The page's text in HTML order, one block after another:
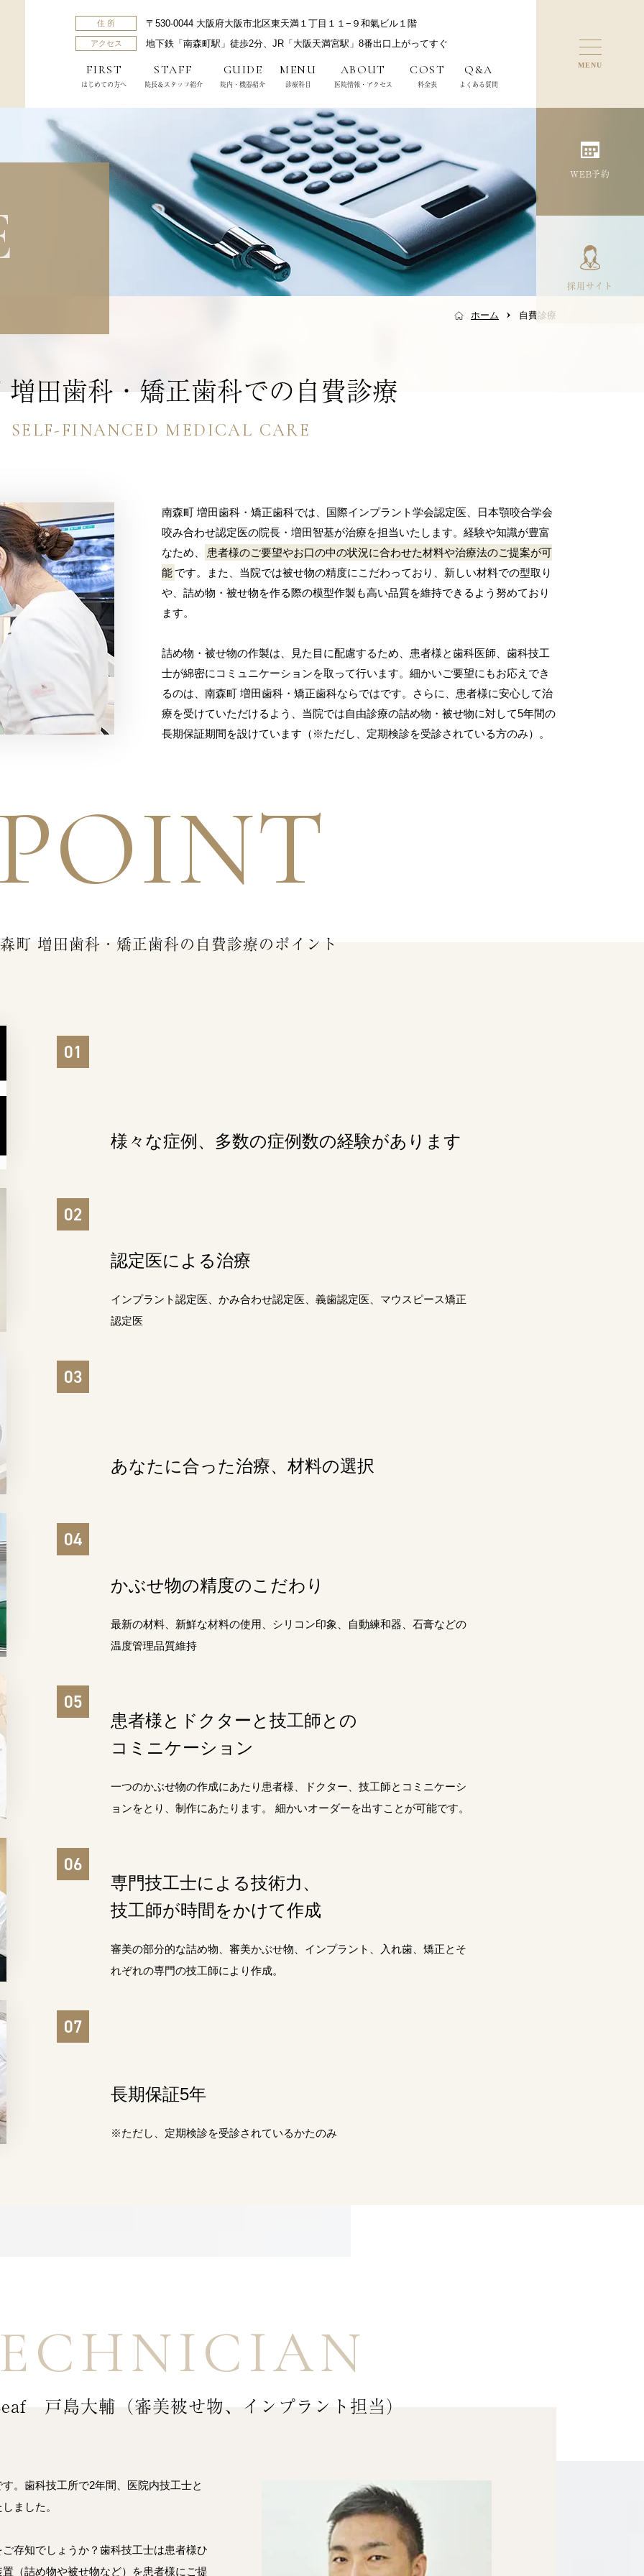
住 所 〒530-0044 大阪府大阪市北区東天満１丁目１１−９和氣ビル１階
アクセス 地下鉄「南森町駅」徒歩2分、JR「大阪天満宮駅」8番出口上がってすぐ
FIRST
はじめての方へ
STAFF
院長＆スタッフ紹介
GUIDE
院内・機器紹介
MENU
診療科目
歯周病 予防歯科・定期検診 審美歯科 成人矯正
企業健診
親知らず
ABOUT
医院情報・アクセス
COST
料金表
Q&A
よくある質問
MENU
WEB予約
採用サイト
むし歯治療 歯周病
企業健診 ・ 健康指導
ホーム 自費診療
田歯科・矯正歯科での自費診療
SELF-FINANCED MEDICAL CARE
南森町 増田歯科・矯正歯科では、国際インプラント学会認定医、日本顎咬合学会
咬み合わせ認定医の院長・増田智基が治療を担当いたします。経験や知識が豊富
なため、
患者様のご要望やお口の中の状況に合わせた材料や治療法のご提案が可
能 です。また、当院では被せ物の精度にこだわっており、新しい材料での型取り
や、詰め物・被せ物を作る際の模型作製も高い品質を維持できるよう努めており
ます。
詰め物・被せ物の作製は、見た目に配慮するため、患者様と歯科医師、歯科技工
士が綿密にコミュニケーションを取って行います。細かいご要望にもお応えでき
るのは、南森町 増田歯科・矯正歯科ならではです。さらに、患者様に安心して治
療を受けていただけるよう、当院では自由診療の詰め物・被せ物に対して5年間の
長期保証期間を設けています（※ただし、定期検診を受診されている方のみ）。
町 増田歯科・矯正歯科の自費診療のポイント
様々な症例、多数の症例数の経験があります
認定医による治療
インプラント認定医、かみ合わせ認定医、義歯認定医、マウスピース矯正
認定医
あなたに合った治療、 材料の選択
かぶせ物の精度のこだわり
最新の材料、新鮮な材料の使用、シリコン印象、自動練和器、石膏などの
温度管理品質維持
患者様とドクターと 技工師との
コミニケーション
一つのかぶせ物の作成にあたり患者様、ドクター、技工師とコミニケーシ
ョンをとり、制作にあたります。 細かいオーダーを出すことが可能です。
専門技工士による技術力、
技工師が時間をかけて作成
審美の部分的な詰め物、審美かぶせ物、インプラント、入れ歯、矯正とそ
れぞれの専門の技工師により作成。
長期保証5年
※ただし、定期検診を受診されているかたのみ
戸島大輔 （審美被せ物、インプラント担当）
。歯科技工所で2年間、医院内技工士と
ました。
存知でしょうか？歯科技工士は患者様ひ
（詰め物や被せ物など）を患者様にご提